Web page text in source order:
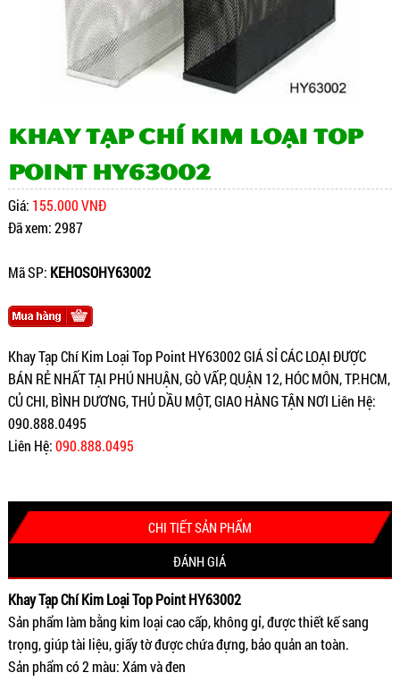
Khay Tạp Chí Kim Loại Top
Point HY63002
Giá: 155.000 VNĐ
Đã xem: 2987
Mã SP: KEHOSOHY63002
Khay Tạp Chí Kim Loại Top Point HY63002 GIÁ SỈ CÁC LOẠI ĐƯỢC
BÁN RẺ NHẤT TẠI PHÚ NHUẬN, GÒ VẤP, QUẬN 12, HÓC MÔN, TP.HCM,
CỦ CHI, BÌNH DƯƠNG, THỦ DẦU MỘT, GIAO HÀNG TẬN NƠI Liên Hệ:
090.888.0495
Liên Hệ:090.888.0495
CHI TIẾT SẢN PHẨM
ĐÁNH GIÁ
Khay Tạp Chí Kim Loại Top Point HY63002
Sản phẩm làm bằng kim loại cao cấp, không gỉ, được thiết kế sang
trọng, giúp tài liệu, giấy tờ được chứa đựng, bảo quản an toàn.
Sản phẩm có 2 màu: Xám và đen